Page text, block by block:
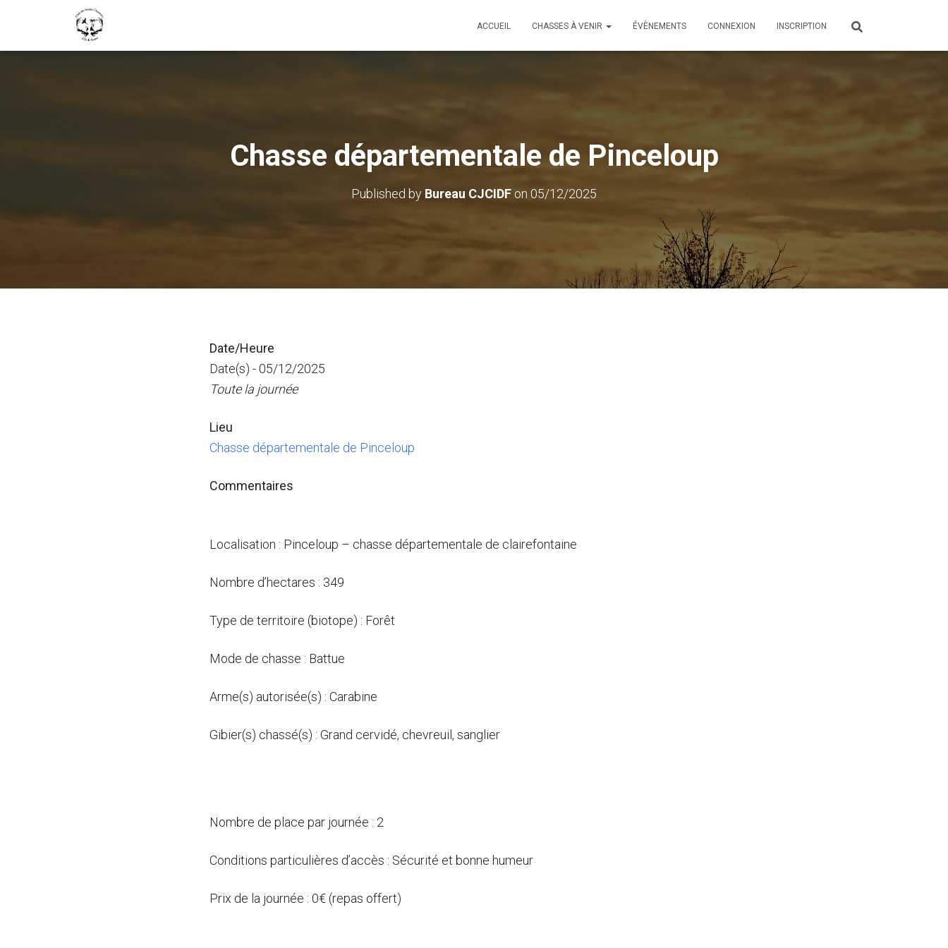
ACCUEIL CHASSES À VENIR ÉVÈNEMENTS CONNEXION INSCRIPTION
Chasse départementale de Pinceloup
Published by Bureau CJCIDF on 05/12/2025
Date/Heure
Date(s) - 05/12/2025
Toute la journée
Lieu
Chasse départementale de Pinceloup
Commentaires
Localisation : Pinceloup – chasse départementale de clairefontaine
Nombre d’hectares : 349
Type de territoire (biotope) : Forêt
Mode de chasse : Battue
Arme(s) autorisée(s) : Carabine
Gibier(s) chassé(s) : Grand cervidé, chevreuil, sanglier
Nombre de place par journée : 2
Conditions particulières d’accès : Sécurité et bonne humeur
Prix de la journée : 0€ (repas offert)